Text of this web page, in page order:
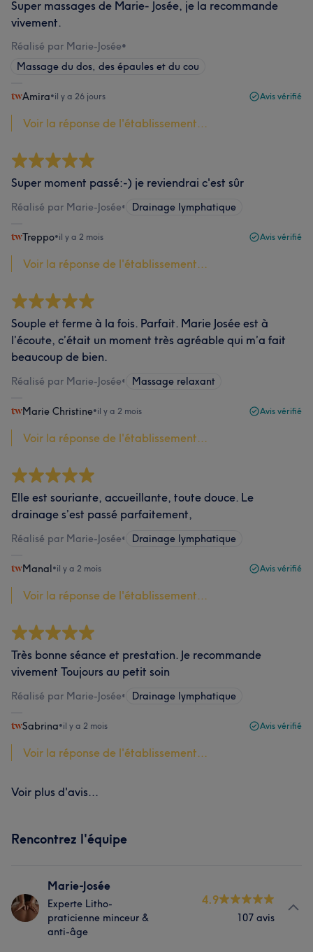
Super massages de Marie- Josée, je la recommande
vivement.
Réalisé par Marie-Josée•
Massage du dos, des épaules et du cou
Amira•il y a 26 jours Avis vérifié
Voir la réponse de l'établissement...
Super moment passé:-) je reviendrai c'est sûr
Réalisé par Marie-Josée• Drainage lymphatique
Treppo•il y a 2 mois Avis vérifié
Voir la réponse de l'établissement...
Souple et ferme à la fois. Parfait. Marie Josée est à
l’écoute, c’était un moment très agréable qui m’a fait
beaucoup de bien.
Réalisé par Marie-Josée• Massage relaxant
Marie Christine•il y a 2 mois Avis vérifié
Voir la réponse de l'établissement...
Elle est souriante, accueillante, toute douce. Le
drainage s’est passé parfaitement,
Réalisé par Marie-Josée• Drainage lymphatique
Manal•il y a 2 mois Avis vérifié
Voir la réponse de l'établissement...
Très bonne séance et prestation. Je recommande
vivement Toujours au petit soin
Réalisé par Marie-Josée• Drainage lymphatique
Sabrina•il y a 2 mois Avis vérifié
Voir la réponse de l'établissement...
Voir plus d'avis...
Rencontrez l'équipe
Marie-Josée
Experte Litho-
praticienne minceur &
anti-âge
4.9
107 avis